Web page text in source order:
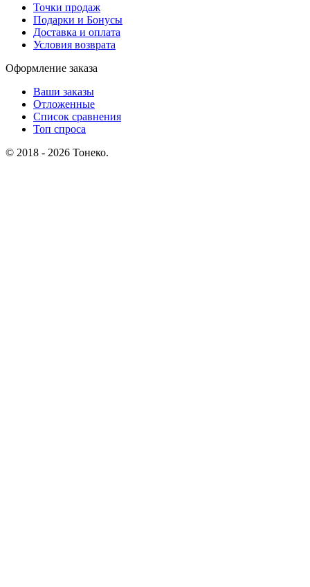
Точки продаж
Подарки и Бонусы
Доставка и оплата
Условия возврата
Оформление заказа
Ваши заказы
Отложенные
Список сравнения
Топ спроса
© 2018 - 2026 Тонеко.